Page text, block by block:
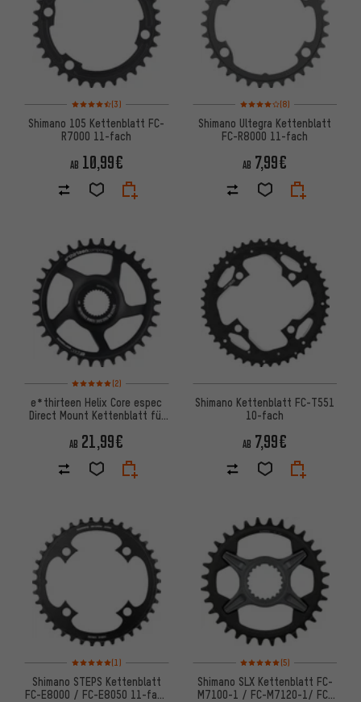
Bewertungen: 4,5 von 5 basierend auf 3 Bewertungen
(3)
Shimano 105 Kettenblatt FC-
R7000 11-fach
AB 10,99€
Bewertungen: 4 von 5
(8)
Shimano Ultegra Kettenblatt
FC-R8000 11-fach
AB 7,99€
Bewertungen: 5 von 5 basierend auf 2 Bewertungen
(2)
e*thirteen Helix Core espec
Direct Mount Kettenblatt für
AB 21,99€
Shimano Kettenblatt FC-T551
10-fach
AB 7,99€
Bewertungen: 5 von 5 basierend auf 1 Bewertungen
(1)
Shimano STEPS Kettenblatt
FC-E8000 / FC-E8050 11-fach
Bewertungen: 5 von 5
(5)
Shimano SLX Kettenblatt FC-
M7100-1 / FC-M7120-1/ FC-